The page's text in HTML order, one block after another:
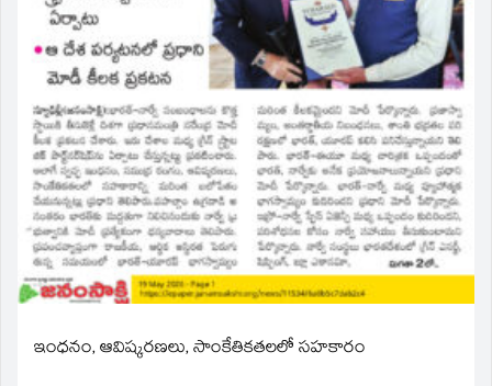
ఇంధనం, ఆవిష్కరణలు, సాంకేతికతలలో సహకారం